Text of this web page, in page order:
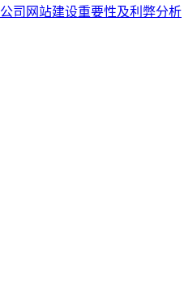
公司网站建设重要性及利弊分析